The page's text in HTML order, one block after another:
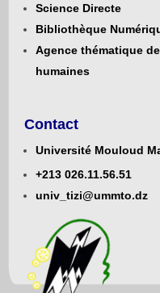
Science Directe
Bibliothèque
Agence thématique
humaines
Contact
Université Mouloud
+213 026.11.56.51
univ_tizi@ummto.dz